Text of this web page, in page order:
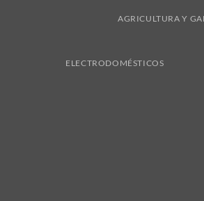
AGRICULTURA Y
ELECTRODOMÉSTICOS